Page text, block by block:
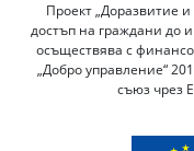
Проект „Доразвитие
достъп на граждани до
осъществява с
„Добро управление“
съюз чрез